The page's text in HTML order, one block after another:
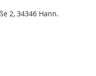
2, 34346 Hann.